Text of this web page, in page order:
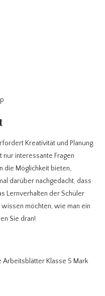
Kreativität und Planung.
nur interessante Fragen
die Möglichkeit bieten,
darüber nachgedacht, dass
Lernverhalten der Schüler
möchten, wie man ein
Sie dran!